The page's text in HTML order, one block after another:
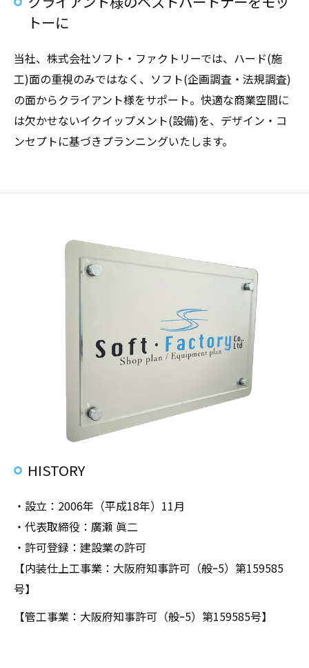
トーに
当社、株式会社ソフト・ファクトリーでは、ハード(施
工)面の重視のみではなく、ソフト(企画調査・法規調査)
の面からクライアント様をサポート。快適な商業空間に
は欠かせないイクイップメント(設備)を、デザイン・コ
ンセプトに基づきプランニングいたします。
HISTORY
・設立：2006年（平成18年）11月
・代表取締役：廣瀬 眞二
・許可登録：建設業の許可
【内装仕上工事業：大阪府知事許可（般ｰ5）第159585
号】
【管工事業：大阪府知事許可（般ｰ5）第159585号】